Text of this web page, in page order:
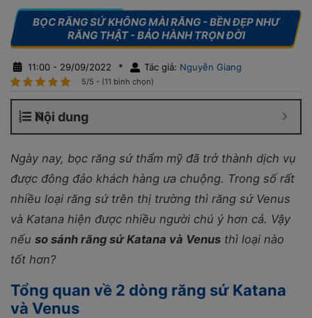
11:00 - 29/09/2022 * Tác giả: Nguyễn Giang
5/5 - (11 bình chọn)
Nội dung
Ngày nay, bọc răng sứ thẩm mỹ đã trở thành dịch vụ
được đông đảo khách hàng ưa chuộng. Trong số rất
nhiều loại răng sứ trên thị trường thì răng sứ Venus
và Katana hiện được nhiều người chú ý hơn cả. Vậy
nếu so sánh răng sứ Katana và Venus thì loại nào
tốt hơn?
Tổng quan về 2 dòng răng sứ Katana
và Venus